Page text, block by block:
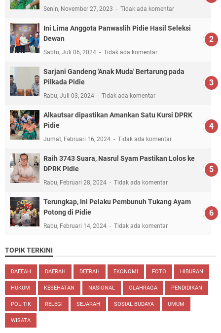
Senin, November 27, 2023 Tidak ada komentar
Ini Lima Anggota Panwaslih Pidie Hasil Seleksi
Dewan
Sabtu, Juli 06, 2024 Tidak ada komentar
Sarjani Gandeng 'Anak Muda' Bertarung pada
Pilkada Pidie
Rabu, Juli 03, 2024 Tidak ada komentar
Alkautsar dipastikan Amankan Satu Kursi DPRK
Pidie
Jumat, Februari 16, 2024 Tidak ada komentar
Raih 3743 Suara, Nasrul Syam Pastikan Lolos ke
DPRK Pidie
Rabu, Februari 28, 2024 Tidak ada komentar
Terungkap, Ini Pelaku Pembunuh Tukang Ayam
Potong di Pidie
Rabu, Februari 14, 2024 Tidak ada komentar
TOPIK TERKINI
DAEEAH DAERAH DEERAH EKONOMI FOTO HIBURAN
HUKUM KESEHATAN NASIONAL OLAHRAGA PENDIDIKAN
POLITIK RELEGI SEJARAH SOSIAL BUDAYA UMUM
WISATA